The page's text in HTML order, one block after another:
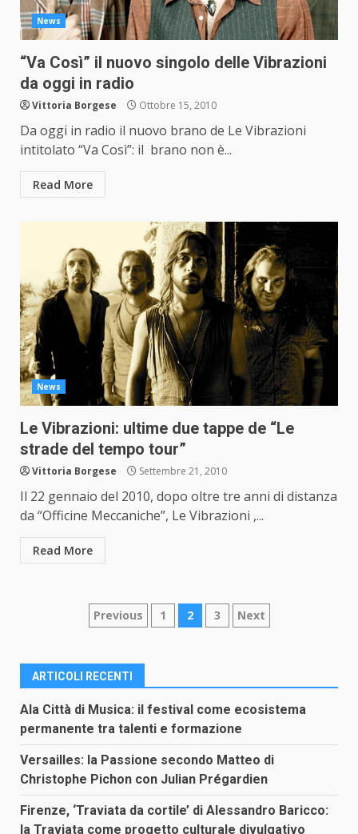
News
“Va Così” il nuovo singolo delle Vibrazioni
da oggi in radio
Vittoria Borgese Ottobre 15, 2010
Da oggi in radio il nuovo brano de Le Vibrazioni
intitolato “Va Così”: il brano non è...
Read More
News
Le Vibrazioni: ultime due tappe de “Le
strade del tempo tour”
Vittoria Borgese Settembre 21, 2010
Il 22 gennaio del 2010, dopo oltre tre anni di distanza
da “Officine Meccaniche”, Le Vibrazioni ,...
Read More
Paginazione
articoli
Previous 1 2 3 Next
ARTICOLI RECENTI
Ala Città di Musica: il festival come ecosistema
permanente tra talenti e formazione
Versailles: la Passione secondo Matteo di
Christophe Pichon con Julian Prégardien
Firenze, ‘Traviata da cortile’ di Alessandro Baricco:
la Traviata come progetto culturale divulgativo